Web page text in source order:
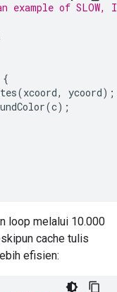
example of SLOW,
{
(xcoord, ycoord);
(c);
loop melalui 10.000
cache tulis
efisien: